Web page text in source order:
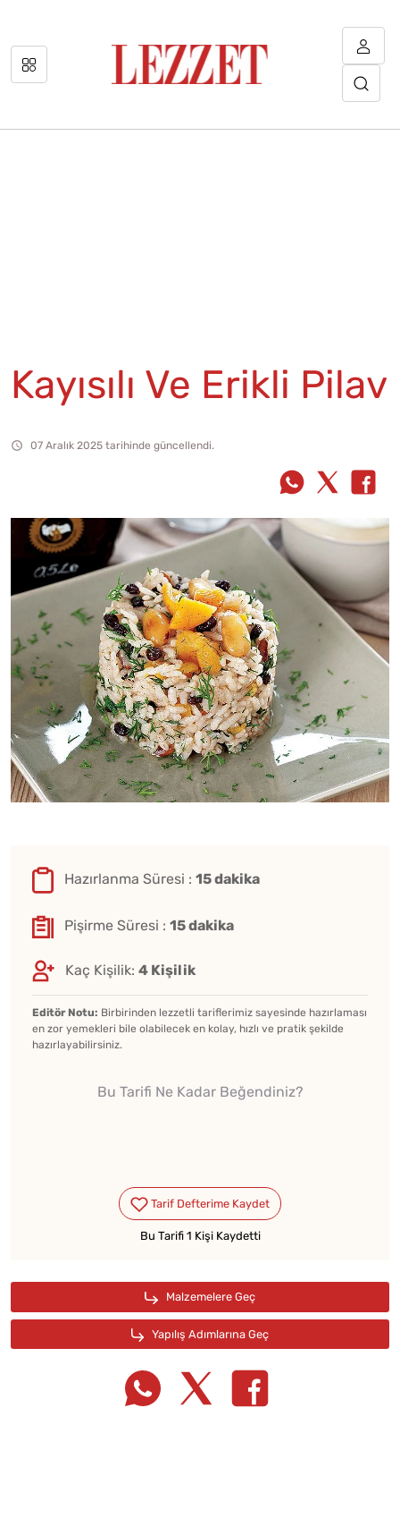
Kayısılı Ve Erikli Pilav
07 Aralık 2025 tarihinde güncellendi.
Hazırlanma Süresi : 15 dakika
Pişirme Süresi : 15 dakika
Kaç Kişilik: 4 Kişilik
Editör Notu: Birbirinden lezzetli tariflerimiz sayesinde hazırlaması
en zor yemekleri bile olabilecek en kolay, hızlı ve pratik şekilde
hazırlayabilirsiniz.
Bu Tarifi Ne Kadar Beğendiniz?
Bu Tarifi 1 Kişi Kaydetti